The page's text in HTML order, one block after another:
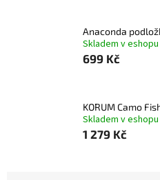
Anaconda
Skladem v eshopu
699 Kč
KORUM Camo
Skladem v eshopu
1 279 Kč